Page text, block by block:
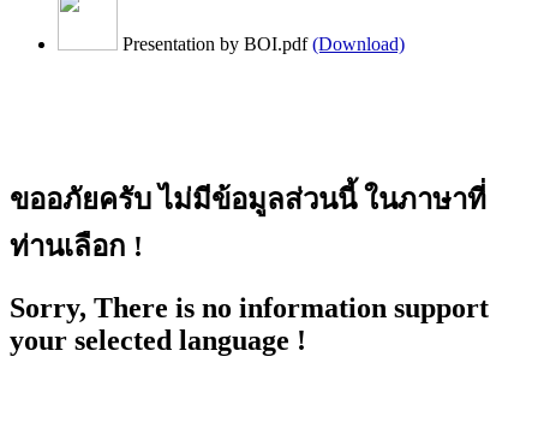
Presentation by BOI.pdf (Download)
ขออภัยครับ ไม่มีข้อมูลส่วนนี้ ในภาษาที่
ท่านเลือก !
Sorry, There is no information support
your selected language !